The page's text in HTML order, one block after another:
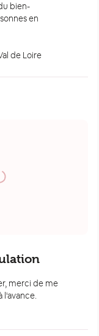
bien-
en
de Loire
merci de me
l'avance.